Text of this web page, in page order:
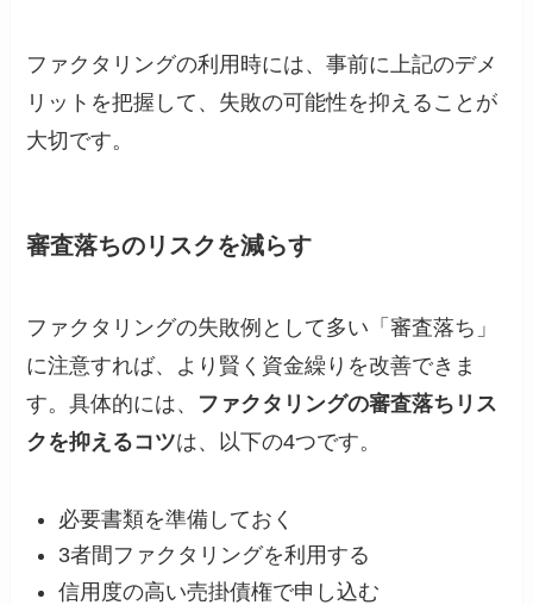
ファクタリングの利用時には、事前に上記のデメ
リットを把握して、失敗の可能性を抑えることが
大切です。
審査落ちのリスクを減らす
ファクタリングの失敗例として多い「審査落ち」
に注意すれば、より賢く資金繰りを改善できま
す。具体的には、 ファクタリングの審査落ちリス
クを抑えるコツは、以下の4つです。
必要書類を準備しておく
3者間ファクタリングを利用する
信用度の高い売掛債権で申し込む